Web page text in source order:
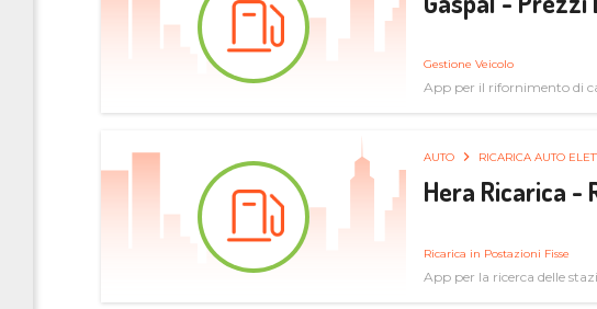
Gestione Veicolo
App per il rifornimento di
AUTO RICARICA AUTO
Hera Ricarica -
Ricarica in Postazioni Fisse
App per la ricerca delle